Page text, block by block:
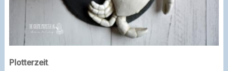
Plotterzeit.